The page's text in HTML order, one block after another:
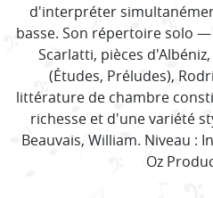
d'interpréter
basse. Son répertoire solo
Scarlatti, pièces
(Études, Préludes),
littérature de chambre
richesse et d'une variété
Beauvais, William. Niveau :
Oz